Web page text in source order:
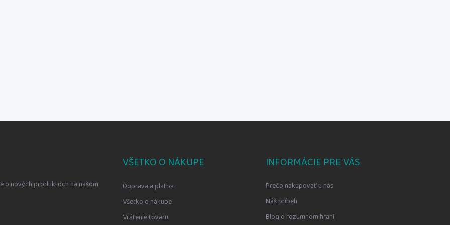
o nových produktoch na našom
VŠETKO O NÁKUPE
Doprava a platba
Všetko o nákupe
Vrátenie tovaru
INFORMÁCIE PRE VÁS
Prečo nakupovať u nás
Náš príbeh
Blog o rozumnom hraní